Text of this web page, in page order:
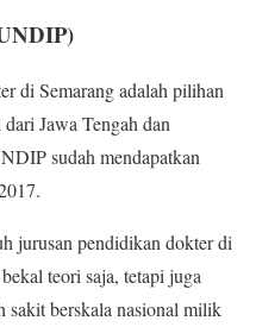
di Semarang adalah pilihan
Jawa Tengah dan
sudah mendapatkan
jurusan pendidikan dokter di
teori saja, tetapi juga
sakit berskala nasional milik